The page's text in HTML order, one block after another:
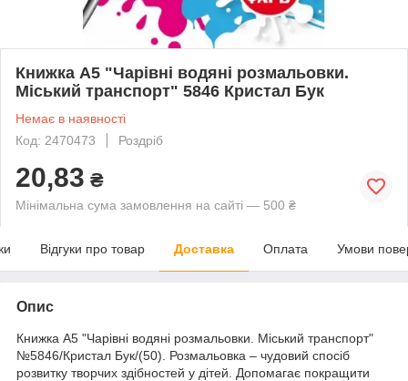
Книжка A5 "Чарівні водяні розмальовки.
Міський транспорт" 5846 Кристал Бук
Немає в наявності
Код: 2470473
Роздріб
20,83 ₴
Мінімальна сума замовлення на сайті — 500 ₴
Відгуки про товар Доставка Оплата Умови
Опис
Книжка A5 "Чарівні водяні розмальовки. Міський транспорт"
№5846/Кристал Бук/(50). Розмальовка – чудовий спосіб
розвитку творчих здібностей у дітей. Допомагає покращити